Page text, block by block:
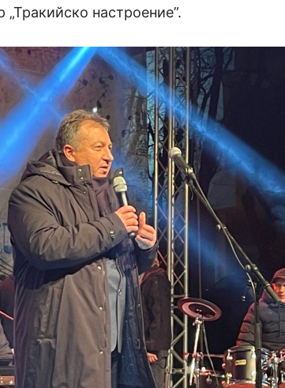
„Тракийско настроение”.